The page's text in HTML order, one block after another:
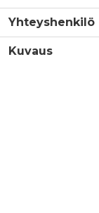
Yhteyshenkilö
Kuvaus